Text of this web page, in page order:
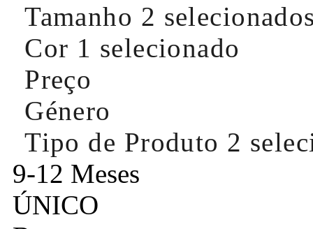
Tamanho 2
Cor 1 selecionado
Preço
Género
Tipo de Produto 2
9-12 Meses
ÚNICO